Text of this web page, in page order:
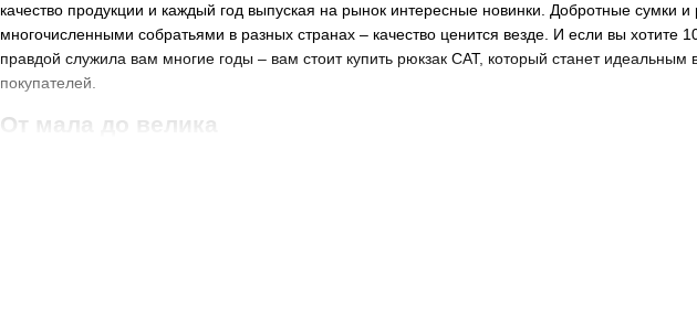
качество продукции и каждый год выпуская на рынок интересные новинки. Добротные сумки и
многочисленными собратьями в разных странах – качество ценится везде. И если вы хотите
правдой служила вам многие годы – вам стоит купить рюкзак CAT, который станет
покупателей.
От мала до велика